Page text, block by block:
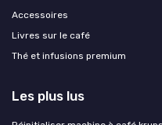
Accessoires
Livres sur le café
Thé et infusions premium
Les plus lus